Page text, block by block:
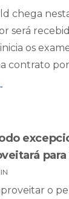
chega
será
os
contrato
o